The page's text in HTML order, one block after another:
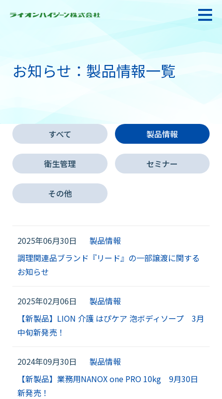
私たちの強み・使命
感染防止対策・食品衛生
会社情報
お知らせ
SDSダウンロード
お知らせ ：製品情報一覧
すべて 製品情報
衛生管理 セミナー
その他
2025年06月30日
製品情報
調理関連品ブランド『リード』の一部譲渡に関する
お知らせ
2025年02月06日
製品情報
【新製品】LION 介護 はぴケア 泡ボディソープ 3月
中旬新発売！
2024年09月30日
製品情報
【新製品】業務用NANOX one PRO 10kg 9月30日
新発売！